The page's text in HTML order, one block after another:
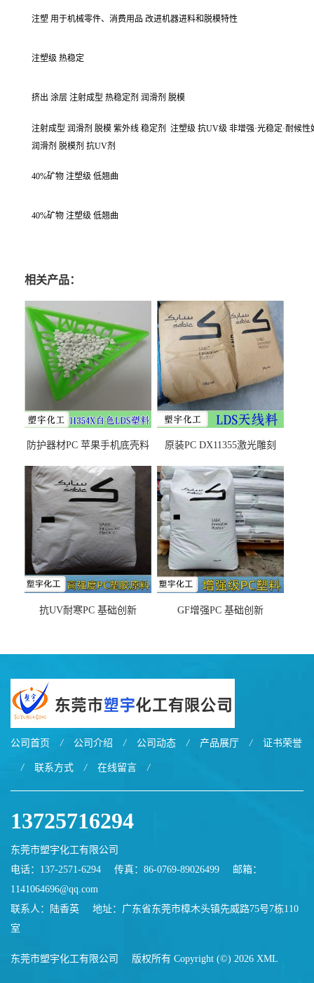
注塑 用于机械零件、消费用品 改进机器进料和脱模特性
注塑级 热稳定
挤出 涂层 注射成型 热稳定剂 润滑剂 脱模
注射成型 润滑剂 脱模 紫外线 稳定剂
注塑级 抗UV级 非增强·光稳定·耐候
润滑剂 脱模剂 抗UV剂
40%矿物 注塑级 低翘曲
40%矿物 注塑级 低翘曲
相关产品：
防护器材PC 苹果手机底壳料
之忧
原装PC DX11355激光雕刻
抗UV耐寒PC 基础创新
GF增强PC 基础创新
公司首页 / 公司介绍 / 公司动态 / 产品展厅 / 证书荣誉
/ 联系方式 / 在线留言 /
13725716294
东莞市塑宇化工有限公司
电话：137-2571-6294
传真：86-0769-89026499
邮箱：
1141064696@qq.com
联系人：陆香英
地址：广东省东莞市樟木头镇先威路75号7栋110
室
东莞市塑宇化工有限公司 版权所有 Copyright (©) 2026 XML